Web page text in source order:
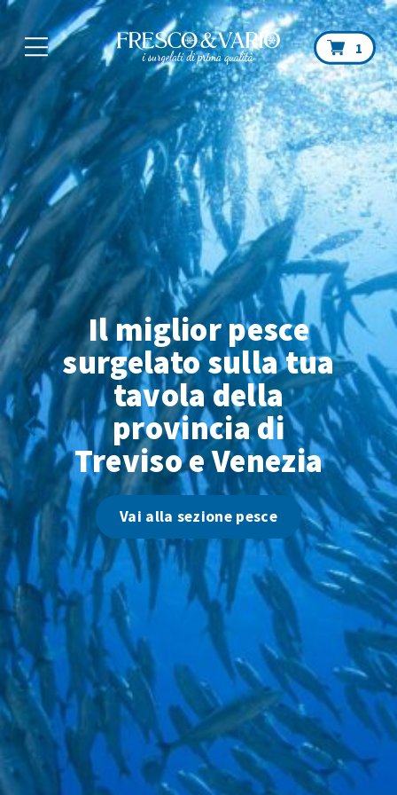
1
Il miglior pesce
surgelato sulla tua
tavoladella
provincia di
Treviso e Venezia
Vai alla sezione pesce